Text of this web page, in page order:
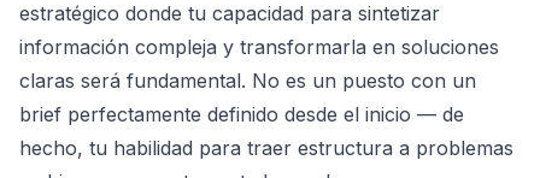
estratégico donde tu capacidad para sintetizar
información compleja y transformarla en soluciones
claras será fundamental. No es un puesto con un
brief perfectamente definido desde el inicio — de
hecho, tu habilidad para traer estructura a problemas